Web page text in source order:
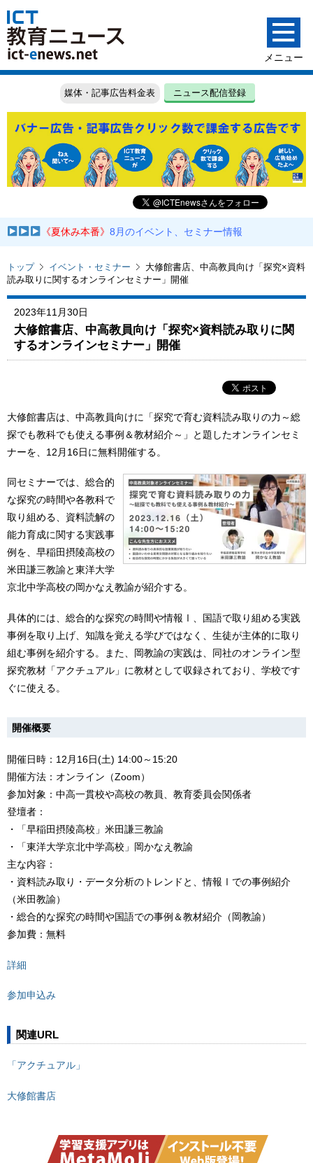
媒体・記事広告料金表 ニュース配信登録
《夏休み本番》8月のイベント、セミナー情報
トップ イベント・セミナー
大修館書店、中高教員向け「探究×資料
読み取りに関するオンラインセミナー」開催
2023年11月30日
大修館書店、中高教員向け「探究×資料読み取りに関
するオンラインセミナー」開催
大修館書店は、中高教員向けに「探究で育む資料読み取りの力～総
探でも教科でも使える事例＆教材紹介～」と題したオンラインセミ
ナーを、12月16日に無料開催する。
同セミナーでは、総合的
な探究の時間や各教科で
取り組める、資料読解の
能力育成に関する実践事
例を、早稲田摂陵高校の
米田謙三教諭と東洋大学
京北中学高校の岡かなえ教諭が紹介する。
具体的には、総合的な探究の時間や情報Ⅰ、国語で取り組める実践
事例を取り上げ、知識を覚える学びではなく、生徒が主体的に取り
組む事例を紹介する。また、岡教諭の実践は、同社のオンライン型
探究教材「アクチュアル」に教材として収録されており、学校です
ぐに使える。
開催概要
開催日時：12月16日(土) 14:00～15:20
開催方法：オンライン（Zoom）
参加対象：中高一貫校や高校の教員、教育委員会関係者
登壇者：
・「早稲田摂陵高校」米田謙三教諭
・「東洋大学京北中学高校」岡かなえ教諭
主な内容：
・資料読み取り・データ分析のトレンドと、情報Ⅰでの事例紹介
（米田教諭）
・総合的な探究の時間や国語での事例＆教材紹介（岡教諭）
参加費：無料
詳細
参加申込み
関連URL
「アクチュアル」
大修館書店